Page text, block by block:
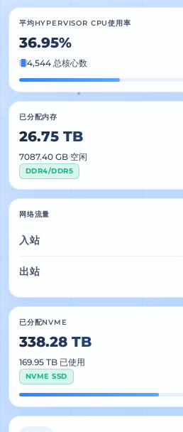
平均HYPERVISOR CPU使用率
36.95%
4,544 总核心数
已分配内存
26.75 TB
7087.40 GB 空闲
DDR4/DDR5
网络流量
入站
出站
已分配NVME
338.28 TB
169.95 TB 已使用
NVME SSD